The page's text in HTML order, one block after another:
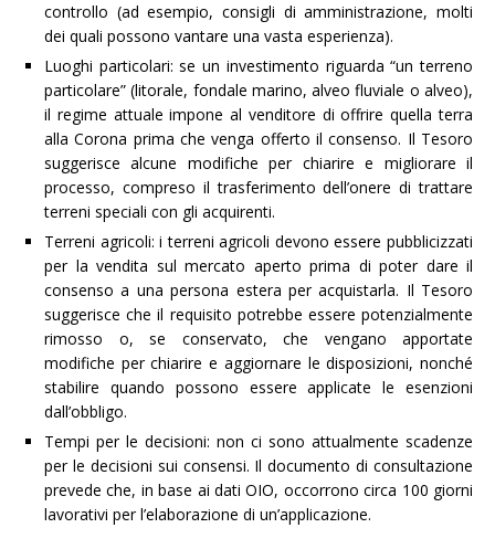
controllo (ad esempio, consigli di amministrazione, molti
dei quali possono vantare una vasta esperienza).
Luoghi particolari: se un investimento riguarda “un terreno
particolare” (litorale, fondale marino, alveo fluviale o alveo),
il regime attuale impone al venditore di offrire quella terra
alla Corona prima che venga offerto il consenso. Il Tesoro
suggerisce alcune modifiche per chiarire e migliorare il
processo, compreso il trasferimento dell’onere di trattare
terreni speciali con gli acquirenti.
Terreni agricoli: i terreni agricoli devono essere pubblicizzati
per la vendita sul mercato aperto prima di poter dare il
consenso a una persona estera per acquistarla. Il Tesoro
suggerisce che il requisito potrebbe essere potenzialmente
rimosso o, se conservato, che vengano apportate
modifiche per chiarire e aggiornare le disposizioni, nonché
stabilire quando possono essere applicate le esenzioni
dall’obbligo.
Tempi per le decisioni: non ci sono attualmente scadenze
per le decisioni sui consensi. Il documento di consultazione
prevede che, in base ai dati OIO, occorrono circa 100 giorni
lavorativi per l’elaborazione di un’applicazione.